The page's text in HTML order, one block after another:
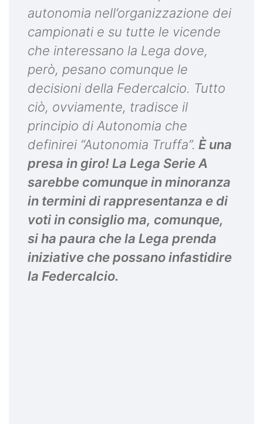
autonomia nell’organizzazione dei
campionati e su tutte le vicende
che interessano la Lega dove,
però, pesano comunque le
decisioni della Federcalcio. Tutto
ciò, ovviamente, tradisce il
principio di Autonomia che
definirei “Autonomia Truffa”. È una
presa in giro! La Lega Serie A
sarebbe comunque in minoranza
in termini di rappresentanza e di
voti in consiglio ma, comunque,
si ha paura che la Lega prenda
iniziative che possano infastidire
la Federcalcio.